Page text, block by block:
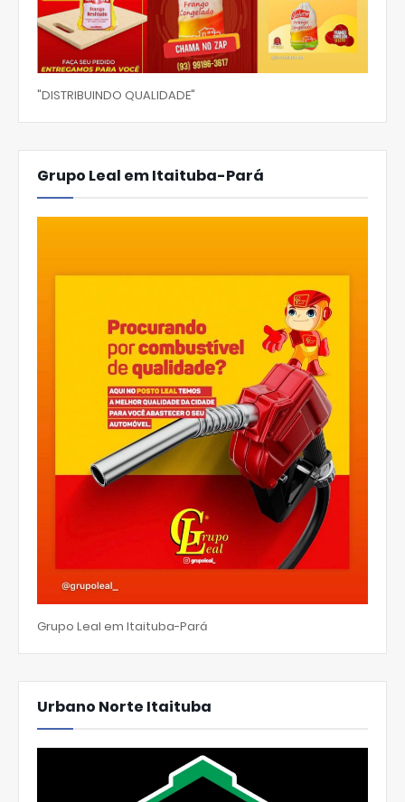
"DISTRIBUINDO QUALIDADE"
Grupo Leal em Itaituba-Pará
Grupo Leal em Itaituba-Pará
Urbano Norte Itaituba